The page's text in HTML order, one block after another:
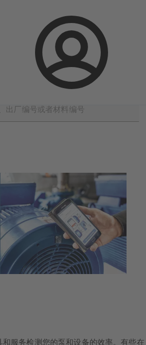
登
录
选型
服务检测您的泵和设备的效率。有些在